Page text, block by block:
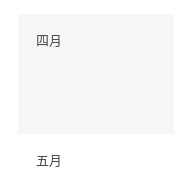
四月
五月